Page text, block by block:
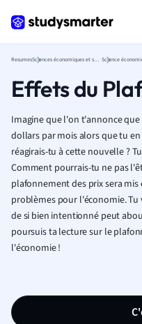
Resumes Sciences économiques et sociales Science
Effets du
Imagine que l'on t'annonce
dollars par mois alors que tu
réagirais-tu à cette nouvelle ?
Comment pourrais-tu ne pas
plafonnement des prix sera
problèmes pour l'économie.
de si bien intentionné peut
poursuis ta lecture sur le
l'économie !